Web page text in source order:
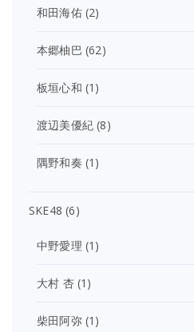
和田海佑(2)
本郷柚巴 (62)
板垣心和 (1)
渡辺美優紀 (8)
隅野和奏 (1)
SKE48 (6)
中野愛理 (1)
大村 杏(1)
柴田阿弥(1)